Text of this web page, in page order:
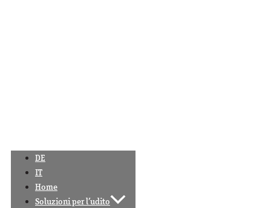
DE
IT
Home
Soluzioni per l’udito